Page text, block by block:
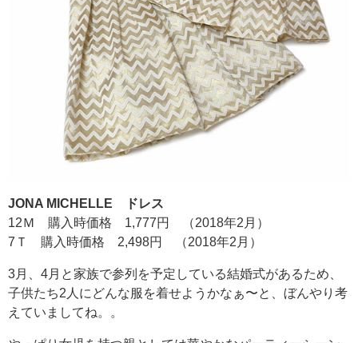
JONA MICHELLE ドレス
12Ｍ 購入時価格 1,777円 （2018年2月）
7Ｔ 購入時価格 2,498円 （2018年2月）
3月、4月と家族で参列を予定している結婚式があるため、
子供たち2人にどんな服を着せようかなぁ〜と、ぼんやり考
えていましてね。。